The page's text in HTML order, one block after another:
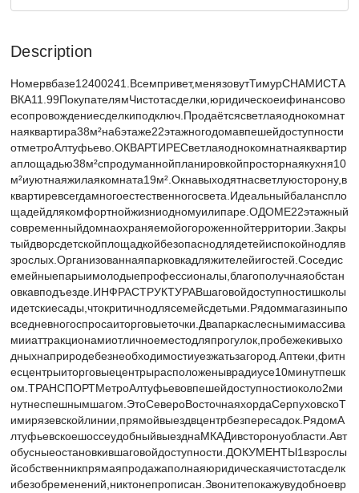
Description
Номервбазе12400241.Всемпривет,менязовутТимурСНАМИСТА
ВКА11.99ПокупателямЧистотасделки,юридическоеифинансово
есопровождениесделкиподключ.Продаётсясветлаяоднокомнат
наяквартира38м²на6этаже22этажногодомавпешейдоступности
отметроАлтуфьево.ОКВАРТИРЕСветлаяоднокомнатнаяквартир
аплощадью38м²спродуманнойпланировкойпросторнаякухня10
м²иуютнаяжилаякомната19м².Окнавыходятнасветлуюсторону,в
квартиревсегдамногоестественногосвета.Идеальныйбаланспло
щадейдлякомфортнойжизниодномуилипаре.ОДОМЕ22этажный
современныйдомнаохраняемойогороженнойтерритории.Закры
тыйдворсдетскойплощадкойбезопаснодлядетейиспокойнодляв
зрослых.Организованнаяпарковкадляжителейигостей.Соседис
емейныепарыимолодыепрофессионалы,благополучнаяобстан
овкавподъезде.ИНФРАСТРУКТУРАВшаговойдоступностишколы
идетскиесады,чтокритичнодлясемейсдетьми.Рядоммагазиныпо
вседневногоспросаиторговыеточки.Двапаркаслеснымимассива
мииаттракционамиотличноеместодляпрогулок,пробежекивыхо
дныхнаприродебезнеобходимостиуезжатьзагород.Аптеки,фитн
есцентрыиторговыецентрырасположеныврадиусе10минутпешк
ом.ТРАНСПОРТМетроАлтуфьевовпешейдоступностиоколо2ми
нутнеспешнымшагом.ЭтоСевероВосточнаяхордаСерпуховскоТ
имирязевскойлинии,прямойвыездвцентрбезпересадок.РядомА
лтуфьевскоешоссеудобныйвыезднаМКАДивсторонуобласти.Авт
обусныеостановкившаговойдоступности.ДОКУМЕНТЫ1взрослы
йсобственникпрямаяпродажаполнаяюридическаячистотасделк
ибезобременений,никтонепрописан.Звонитепокажувудобноевр